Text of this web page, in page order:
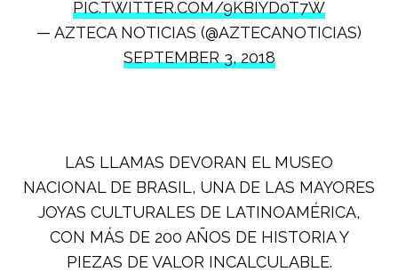
PIC.TWITTER.COM/9KBIYD0T7W
— AZTECA NOTICIAS (@AZTECANOTICIAS)
SEPTEMBER 3, 2018
LAS LLAMAS DEVORAN EL MUSEO
NACIONAL DE BRASIL, UNA DE LAS MAYORES
JOYAS CULTURALES DE LATINOAMÉRICA,
CON MÁS DE 200 AÑOS DE HISTORIA Y
PIEZAS DE VALOR INCALCULABLE.